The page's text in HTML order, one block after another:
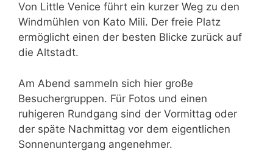
Von Little Venice führt ein kurzer Weg zu den
Windmühlen von Kato Mili. Der freie Platz
ermöglicht einen der besten Blicke zurück auf
die Altstadt.
Am Abend sammeln sich hier große
Besuchergruppen. Für Fotos und einen
ruhigeren Rundgang sind der Vormittag oder
der späte Nachmittag vor dem eigentlichen
Sonnenuntergang angenehmer.